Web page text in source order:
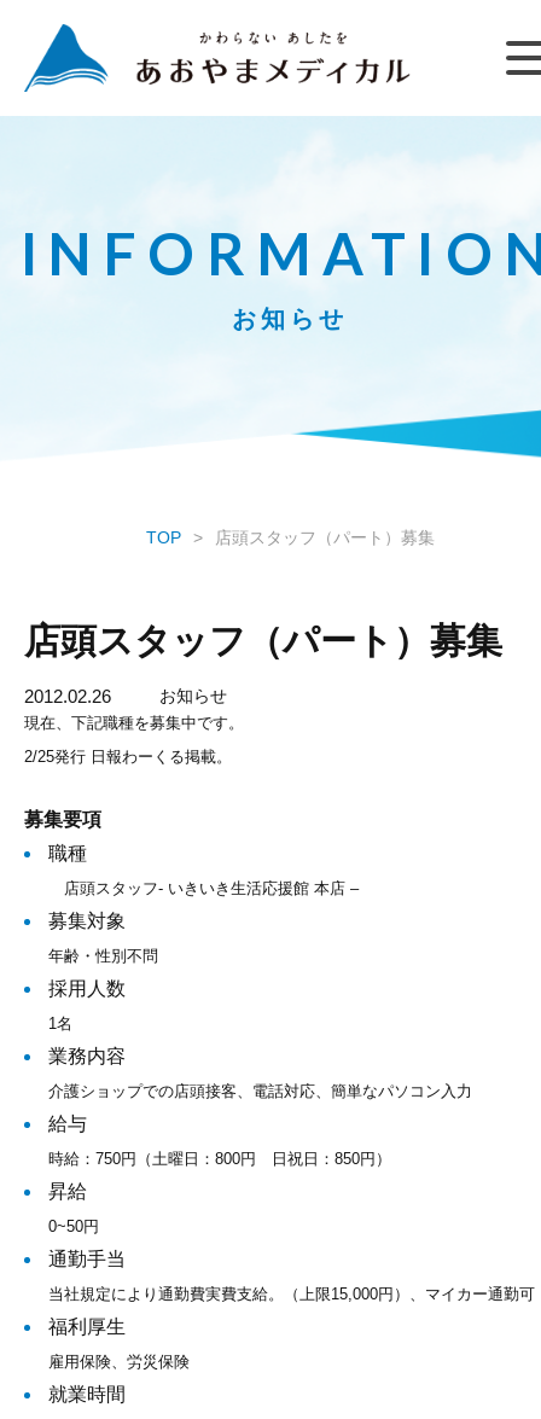
お知らせ
TOP 店頭スタッフ（パート）募集
店頭スタッフ（パート）募集
2012.02.26 お知らせ
現在、下記職種を募集中です。
2/25発行 日報わーくる掲載。
募集要項
職種
店頭スタッフ- いきいき生活応援館 本店 –
募集対象
年齢・性別不問
採用人数
1名
業務内容
介護ショップでの店頭接客、電話対応、簡単なパソコン入力
給与
時給：750円（土曜日：800円 日祝日：850円）
昇給
0~50円
通勤手当
当社規定により通勤費実費支給。（上限15,000円）、マイカー通勤可
福利厚生
雇用保険、労災保険
就業時間